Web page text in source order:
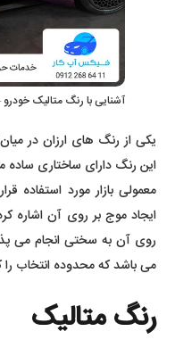
آشنایی با رنگ متالیک
یکی از رنگ های ارزان در
این رنگ دارای ساختاری ساده
معمولی بازار مورد استفاده
ایجاد موج بر روی آن اشاره
روی آن به سختی انجام می
می باشد که محدوده انتخاب
رنگ متالیک